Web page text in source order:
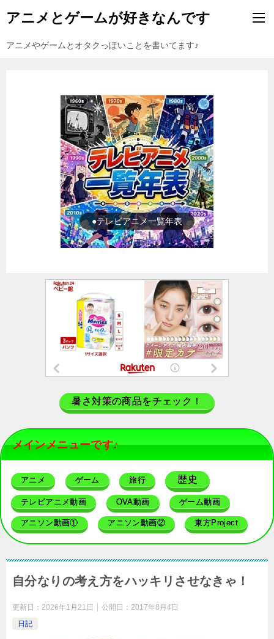
アニメとゲームが好きなんです
アニメやゲームとオタクっぽいことを書いてます♪
●ゲーム一覧年表
暑さ対策の商品をチェック！
メインメニューです♪
アニメ ゲーム 旅行 歴史
テレビアニメ動画 OVA動画 ゲーム動画
アニソン動画① アニソン動画② 東方Project
自分なりの考え方をハッキリさせなきゃ！
更新日： 2026年1月21日 公開日： 2017年8月4日
日記